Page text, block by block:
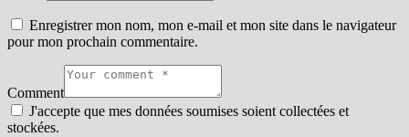
Enregistrer mon nom, mon e-mail et mon site dans le navigateur
pour mon prochain commentaire.
Comment
J'accepte que mes données soumises soient collectées et
stockées.